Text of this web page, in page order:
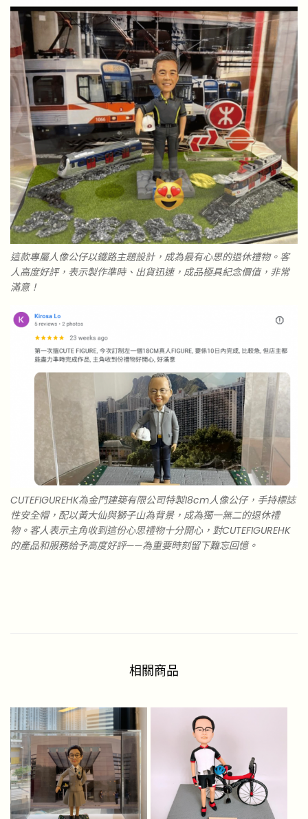
這款專屬人像公仔以鐵路主題設計，成為最有心思的退休禮物。客
人高度好評，表示製作準時、出貨迅速，成品極具紀念價值，非常
滿意！
CUTEFIGUREHK為金門建築有限公司特製18cm人像公仔，手持標誌
性安全帽，配以黃大仙與獅子山為背景，成為獨一無二的退休禮
物。客人表示主角收到這份心思禮物十分開心，對CUTEFIGUREHK
的產品和服務給予高度好評——為重要時刻留下難忘回憶。
相關商品